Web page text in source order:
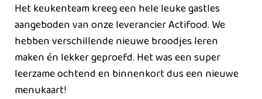
Het keukenteam kreeg een hele leuke gastles
aangeboden van onze leverancier Actifood. We
hebben verschillende nieuwe broodjes leren
maken én lekker geproefd. Het was een super
leerzame ochtend en binnenkort dus een nieuwe
menukaart!